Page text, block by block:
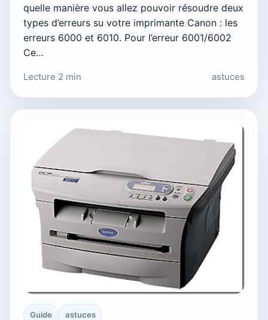
quelle manière vous allez pouvoir résoudre deux
types d’erreurs su votre imprimante Canon : les
erreurs 6000 et 6010. Pour l’erreur 6001/6002
Ce…
Lecture 2 min astuces
Guide astuces